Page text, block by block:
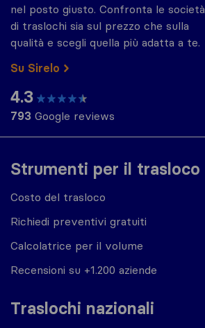
Strumenti per il trasloco
Costo del trasloco
Richiedi preventivi gratuiti
Calcolatrice per il volume
Recensioni su +1.200 aziende
Traslochi nazionali
nel posto giusto. Confronta le società
di traslochi sia sul prezzo che sulla
qualità e scegli quella più adatta a te.
Su Sirelo
4.3
793 Google reviews